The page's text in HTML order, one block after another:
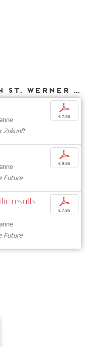
Weitere Texte von Jan St. Werner bei DIAPHANES
Zukunft
p
€ 7,95
Future
p
€ 9,95
results
Future
p
€ 7,95